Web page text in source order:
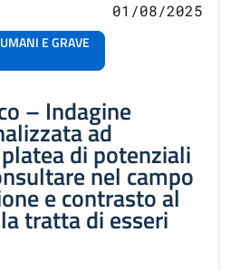
E GRAVE
01/08/2025
– Indagine
ad
di potenziali
nel campo
e contrasto al
tratta di esseri